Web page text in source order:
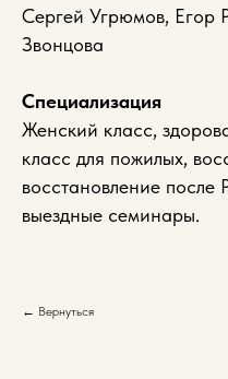
Сергей Угрюмов, Егор
Звонцова
Специализация
Женский класс,
класс для пожилых,
восстановление
выездные семинары.
← Вернуться